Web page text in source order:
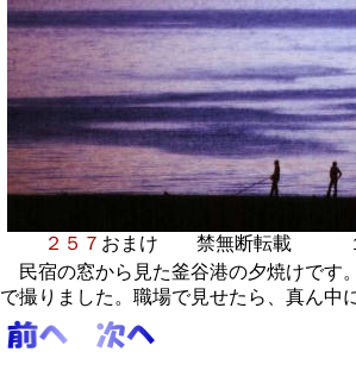
２５７ おまけ
禁無断転載 １
民宿の窓から見た釜谷港の夕焼けです
で撮りました。職場で見せたら、真ん中